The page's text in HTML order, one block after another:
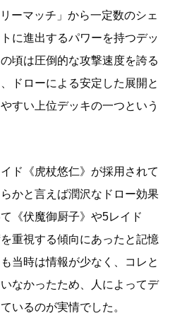
ーマッチ」から一定数のシェ
に進出するパワーを持つデッ
頃は圧倒的な攻撃速度を誇る
ドローによる安定した展開と
すい上位デッキの一つという
ド《虎杖悠仁》が採用されて
かと言えば潤沢なドロー効果
《伏魔御厨子》や5レイド
重視する傾向にあったと記憶
当時は情報が少なく、コレと
なかったため、人によってデ
いるのが実情でした。